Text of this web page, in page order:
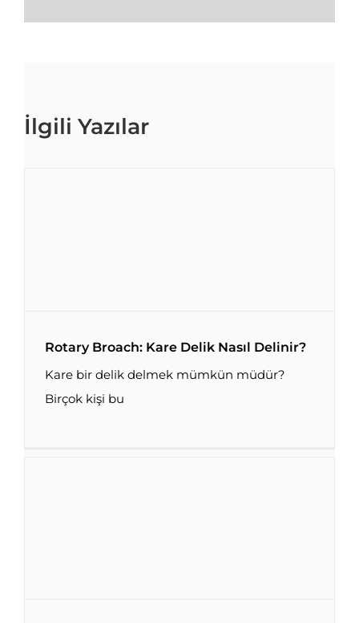
İlgili Yazılar
Rotary Broach: Kare Delik Nasıl Delinir?
Rotary Broach: Kare Delik Nasıl Delinir?
Kare bir delik delmek mümkün müdür?
Birçok kişi bu